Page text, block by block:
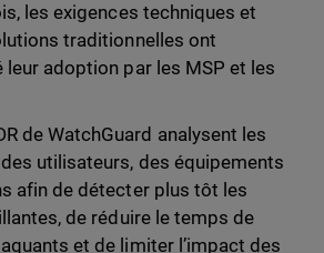
les exigences techniques et
traditionnelles ont
leur adoption par les MSP et les
de WatchGuard analysent les
utilisateurs, des équipements
afin de détecter plus tôt les
de réduire le temps de
et de limiter l’impact des